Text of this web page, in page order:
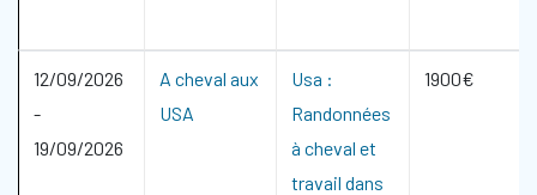
12/09/2026
-
19/09/2026
A cheval aux
USA
Usa :
Randonnées
à cheval et
travail dans
1900€